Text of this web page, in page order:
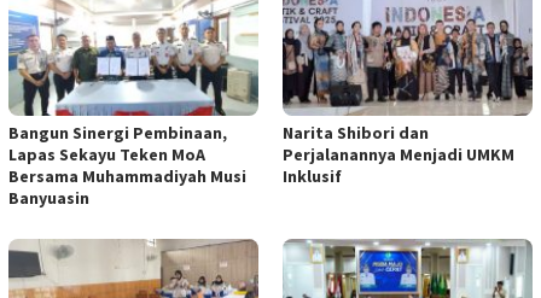
Bangun Sinergi Pembinaan,
Lapas Sekayu Teken MoA
Bersama Muhammadiyah Musi
Banyuasin
Narita Shibori dan
Perjalanannya Menjadi UMKM
Inklusif